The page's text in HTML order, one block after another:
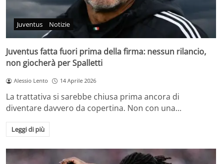
Juventus Notizie
Juventus fatta fuori prima della firma: nessun rilancio,
non giocherà per Spalletti
Alessio Lento 14 Aprile 2026
La trattativa si sarebbe chiusa prima ancora di
diventare davvero da copertina. Non con una…
Leggi di più